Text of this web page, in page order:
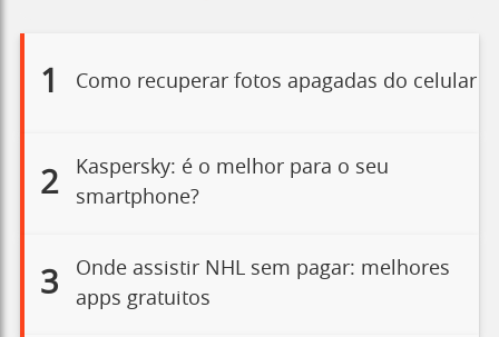
1 Como recuperar fotos apagadas do celular
2
Kaspersky: é o melhor para o seu
smartphone?
3
Onde assistir NHL sem pagar: melhores
apps gratuitos